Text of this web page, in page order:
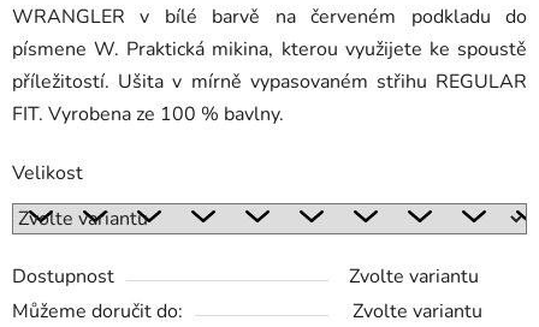
WRANGLER v bílé barvě na červeném podkladu do
písmene W. Praktická mikina, kterou využijete ke spoustě
příležitostí. Ušita v mírně vypasovaném střihu REGULAR
FIT. Vyrobena ze 100 % bavlny.
Velikost
Dostupnost
Zvolte variantu
Můžeme doručit do:
Zvolte variantu